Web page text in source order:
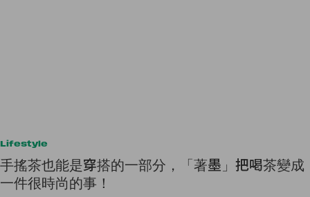
Lifestyle
手搖茶也能是穿搭的一部分，「著墨」把喝茶變成
一件很時尚的事！